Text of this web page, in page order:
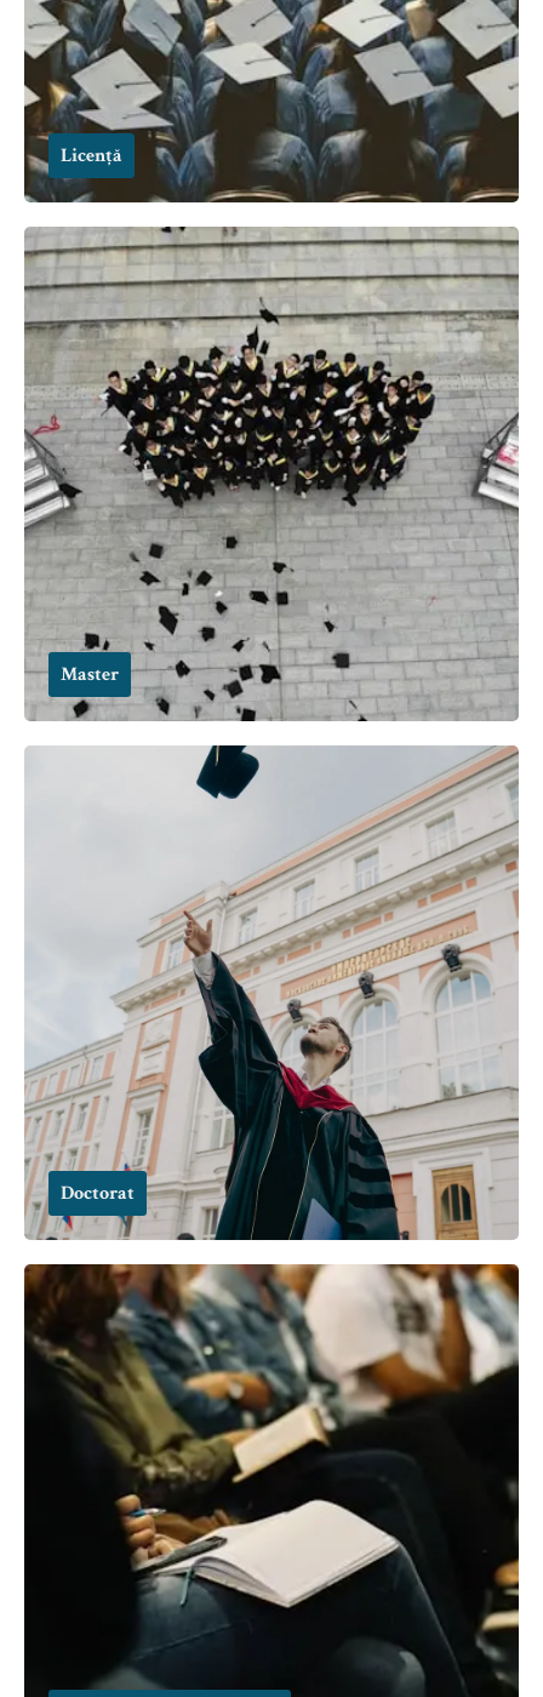
Licență
Master
Doctorat